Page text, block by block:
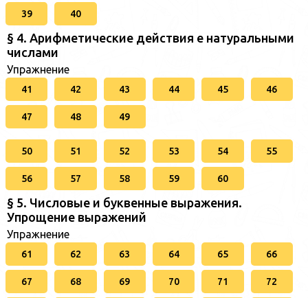
39 40
§ 4. Арифметические действия е натуральными
числами
Упражнение
41 42 43 44 45 46
47 48 49
50 51 52 53 54 55
56 57 58 59 60
§ 5. Числовые и буквенные выражения.
Упрощение выражений
Упражнение
61 62 63 64 65 66
67 68 69 70 71 72